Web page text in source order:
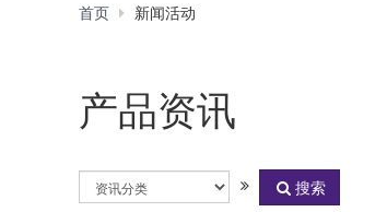
首页 新闻活动
产品资讯
择
搜索